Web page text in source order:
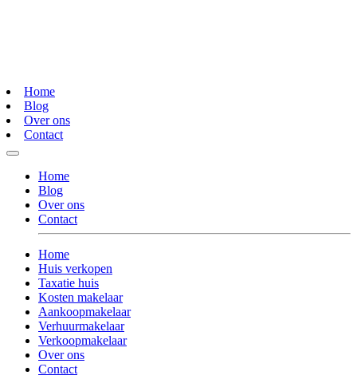
Home
Blog
Over ons
Contact
Home
Blog
Over ons
Contact
Home
Huis verkopen
Taxatie huis
Kosten makelaar
Aankoopmakelaar
Verhuurmakelaar
Verkoopmakelaar
Over ons
Contact